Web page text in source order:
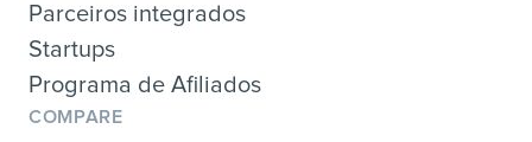
Parceiros integrados
Startups
Programa de Afiliados
COMPARE